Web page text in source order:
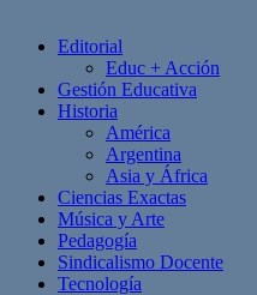
Editorial
Educ + Acción
Gestión Educativa
Historia
América
Argentina
Asia y África
Ciencias Exactas
Música y Arte
Pedagogía
Sindicalismo Docente
Tecnología